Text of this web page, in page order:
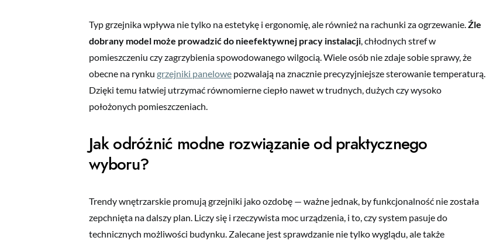
Typ grzejnika wpływa nie tylko na estetykę i ergonomię, ale również na rachunki za ogrzewanie.Źle
dobrany model może prowadzić do nieefektywnej pracy instalacji, chłodnych stref w
pomieszczeniu czy zagrzybienia spowodowanego wilgocią. Wiele osób nie zdaje sobie sprawy, że
obecne na rynku grzejniki panelowe pozwalają na znacznie precyzyjniejsze sterowanie temperaturą.
Dzięki temu łatwiej utrzymać równomierne ciepło nawet w trudnych, dużych czy wysoko
położonych pomieszczeniach.
Jak odróżnić modne rozwiązanie od praktycznego
wyboru?
Trendy wnętrzarskie promują grzejniki jako ozdobę — ważne jednak, by funkcjonalność nie została
zepchnięta na dalszy plan. Liczy się i rzeczywista moc urządzenia, i to, czy system pasuje do
technicznych możliwości budynku. Zalecane jest sprawdzanie nie tylko wyglądu, ale także